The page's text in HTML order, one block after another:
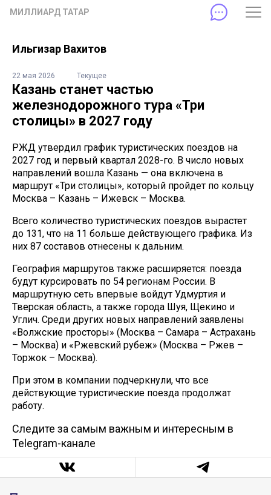
МИЛЛИАРД ТАТАР
Ильгизар Вахитов
22 мая 2026 Текущее
Казань станет частью
железнодорожного тура «Три
столицы» в 2027 году
РЖД утвердил график туристических поездов на
2027 год и первый квартал 2028-го. В число новых
направлений вошла Казань — она включена в
маршрут «Три столицы», который пройдет по кольцу
Москва – Казань – Ижевск – Москва.
Всего количество туристических поездов вырастет
до 131, что на 11 больше действующего графика. Из
них 87 составов отнесены к дальним.
География маршрутов также расширяется: поезда
будут курсировать по 54 регионам России. В
маршрутную сеть впервые войдут Удмуртия и
Тверская область, а также города Шуя, Щекино и
Углич. Среди других новых направлений заявлены
«Волжские просторы» (Москва – Самара – Астрахань
– Москва) и «Ржевский рубеж» (Москва – Ржев –
Торжок – Москва).
При этом в компании подчеркнули, что все
действующие туристические поезда продолжат
работу.
Следите за самым важным и интересным в
Telegram-канале